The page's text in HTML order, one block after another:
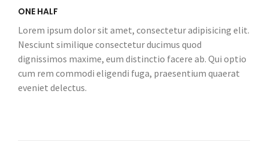
ONE HALF
Lorem ipsum dolor sit amet, consectetur adipisicing elit.
Nesciunt similique consectetur ducimus quod
dignissimos maxime, eum distinctio facere ab. Qui optio
cum rem commodi eligendi fuga, praesentium quaerat
eveniet delectus.